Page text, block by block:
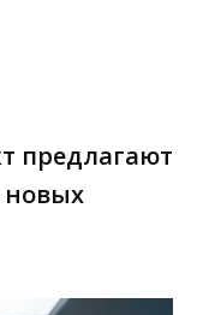
предлагают
новых